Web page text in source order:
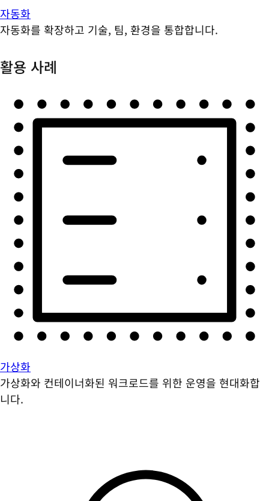
자동화
자동화를 확장하고 기술, 팀, 환경을 통합합니다.
활용 사례
가상화
가상화와 컨테이너화된 워크로드를 위한 운영을 현대화합
니다.